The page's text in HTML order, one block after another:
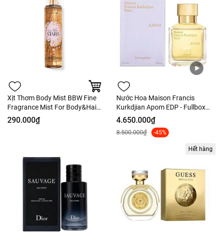
Xịt Thơm Body Mist BBW Fine
Fragrance Mist For Body&Hair
- 236ml Nobox
290.000₫
Nước Hoa Maison Francis
Kurkdjian Apom EDP - Fullbox
70ml
4.650.000₫
8.500.000₫ -45%
Hết hàng